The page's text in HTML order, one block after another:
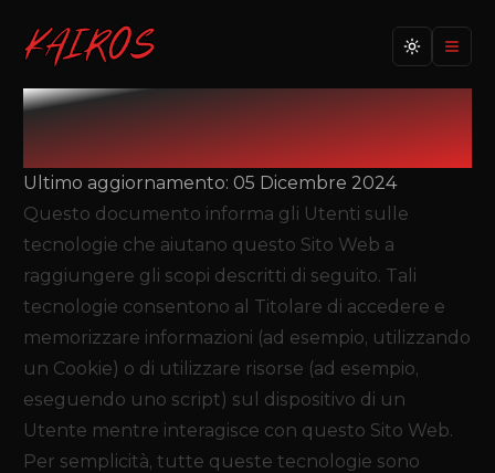
Toggle
Cookie Policy
Ultimo aggiornamento: 05 Dicembre 2024
Questo documento informa gli Utenti sulle
tecnologie che aiutano questo Sito Web a
raggiungere gli scopi descritti di seguito. Tali
tecnologie consentono al Titolare di accedere e
memorizzare informazioni (ad esempio, utilizzando
un Cookie) o di utilizzare risorse (ad esempio,
eseguendo uno script) sul dispositivo di un
Utente mentre interagisce con questo Sito Web.
Per semplicità, tutte queste tecnologie sono